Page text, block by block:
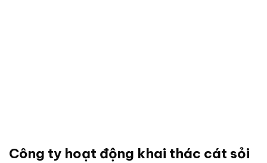
Công ty hoạt động khai thác cát sỏi